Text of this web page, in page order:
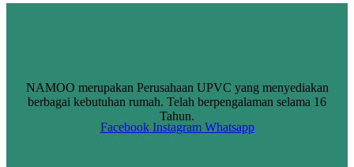
NAMOO merupakan Perusahaan UPVC yang menyediakan
berbagai kebutuhan rumah. Telah berpengalaman selama 16
Tahun.
Facebook Instagram Whatsapp